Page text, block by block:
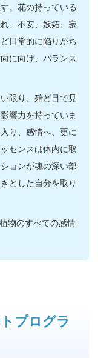
。花の持っている
、不安、嫉妬、寂
日常的に陥りがち
に向け、バランス
限り、殆ど目で見
響力を持っていま
り、感情へ、更に
センスは体内に取
ョンが魂の深い部
とした自分を取り
物のすべての感情
プログラ